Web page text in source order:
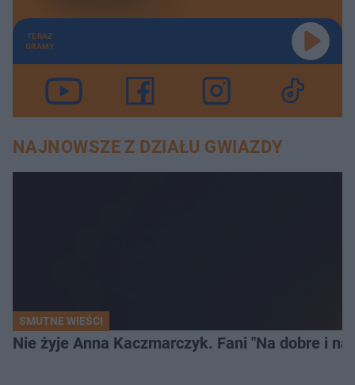
TERAZ
GRAMY
NAJNOWSZE Z DZIAŁU GWIAZDY
SMUTNE WIEŚCI
Nie żyje Anna Kaczmarczyk. Fani "Na dobre i na